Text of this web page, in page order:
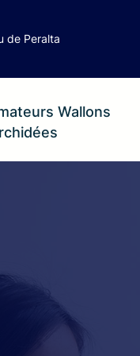
de Peralta
Wallons